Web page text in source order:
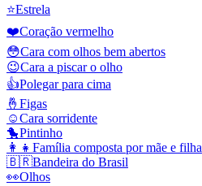
⭐Estrela
❤️Coração vermelho
😳Cara com olhos bem abertos
😉Cara a piscar o olho
👍Polegar para cima
🤞 Figas
☺️Cara sorridente
🐤Pintinho
👩‍👧 Família composta por mãe e filha
🇧🇷Bandeira do Brasil
👀Olhos